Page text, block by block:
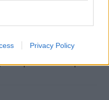
Privacy Policy
του ενόψει τελικού
από τη θάλασσα ανάμεσα